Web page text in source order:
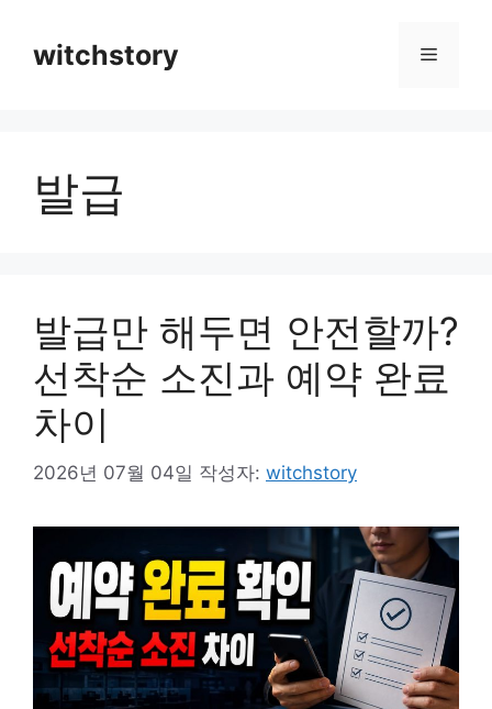
witchstory 메
발급
발급만 해두면 안전할까?
선착순 소진과 예약 완료
차이
2026년 07월 04일 작성자: witchstory